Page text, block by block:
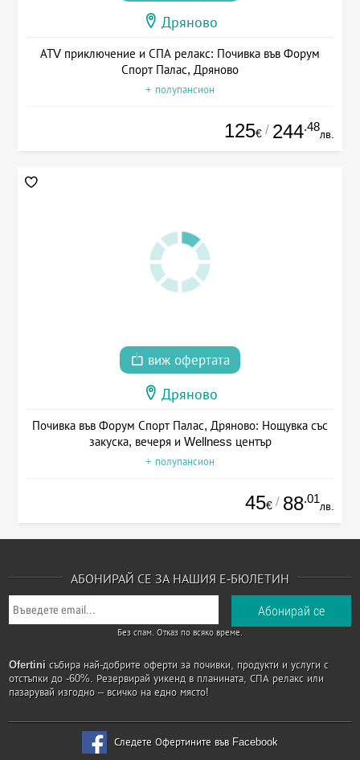
Дряново
АТV приключение и СПА релакс: Почивка във Форум
Спорт Палас, Дряново
+ полупансион
125€ / 244.48
лв.
виж офертата
Дряново
Почивка във Форум Спорт Палас, Дряново: Нощувка със
закуска, вечеря и Wellness център
+ полупансион
45€ / 88.01
лв.
АБОНИРАЙ СЕ ЗА НАШИЯ Е-БЮЛЕТИН
Без спам. Отказ по всяко време.
Ofertini събира най-добрите оферти за почивки, продукти и услуги с
отстъпки до -60%. Резервирай уикенд в планината, СПА релакс или
пазарувай изгодно – всичко на едно място!
Следете Офертините във Facebook